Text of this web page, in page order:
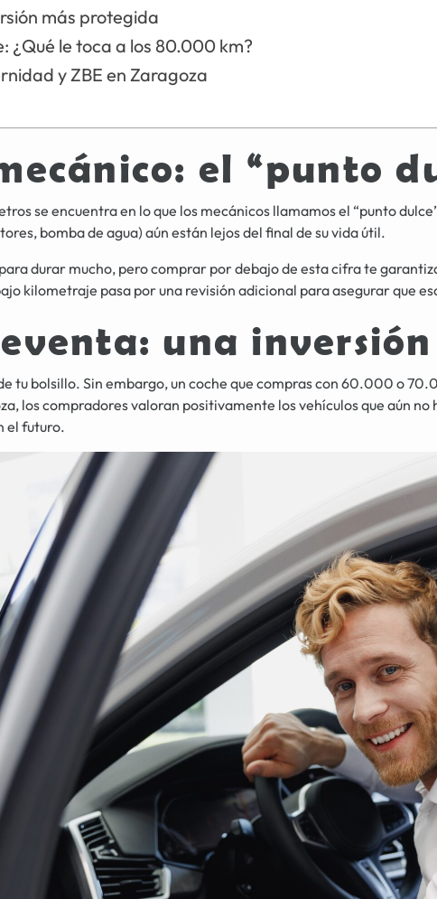
más protegida
¿Qué le toca a los 80.000 km?
y ZBE en Zaragoza
el “punto
se encuentra en lo que los mecánicos llamamos el “punto
bomba de agua) aún están lejos del final de su vida útil.
durar mucho, pero comprar por debajo de esta cifra te
kilometraje pasa por una revisión adicional para asegurar que
una
tu bolsillo. Sin embargo, un coche que compras con 60.000 o
los compradores valoran positivamente los vehículos que aún
el futuro.